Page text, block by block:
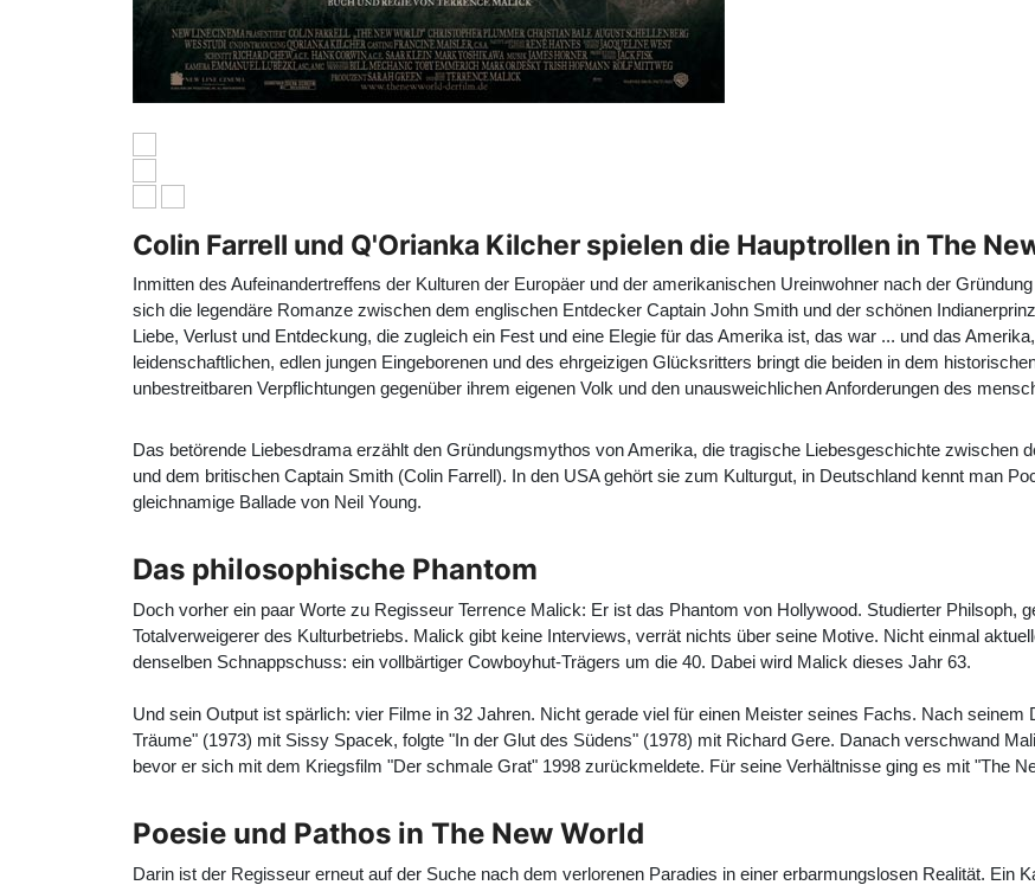
Colin Farrell und Q'Orianka Kilcher spielen die Hauptrollen in The
Inmitten des Aufeinandertreffens der Kulturen der Europäer und der amerikanischen Ureinwohner nach der
sich die legendäre Romanze zwischen dem englischen Entdecker Captain John Smith und der schönen
Liebe, Verlust und Entdeckung, die zugleich ein Fest und eine Elegie für das Amerika ist, das war ... und das
leidenschaftlichen, edlen jungen Eingeborenen und des ehrgeizigen Glücksritters bringt die beiden in dem
unbestreitbaren Verpflichtungen gegenüber ihrem eigenen Volk und den unausweichlichen Anforderungen des
Das betörende Liebesdrama erzählt den Gründungsmythos von Amerika, die tragische Liebesgeschichte zwischen
und dem britischen Captain Smith (Colin Farrell). In den USA gehört sie zum Kulturgut, in Deutschland kennt man
gleichnamige Ballade von Neil Young.
Das philosophische Phantom
Doch vorher ein paar Worte zu Regisseur Terrence Malick: Er ist das Phantom von Hollywood. Studierter Philsoph,
Totalverweigerer des Kulturbetriebs. Malick gibt keine Interviews, verrät nichts über seine Motive. Nicht einmal
denselben Schnappschuss: ein vollbärtiger Cowboyhut-Trägers um die 40. Dabei wird Malick dieses Jahr 63.
Und sein Output ist spärlich: vier Filme in 32 Jahren. Nicht gerade viel für einen Meister seines Fachs. Nach
Träume" (1973) mit Sissy Spacek, folgte "In der Glut des Südens" (1978) mit Richard Gere. Danach verschwand
bevor er sich mit dem Kriegsfilm "Der schmale Grat" 1998 zurückmeldete. Für seine Verhältnisse ging es mit "The
Poesie und Pathos in The New World
Darin ist der Regisseur erneut auf der Suche nach dem verlorenen Paradies in einer erbarmungslosen Realität. Ein